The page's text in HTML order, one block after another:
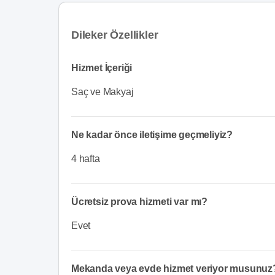
Dileker Özellikler
Hizmet İçeriği
Saç ve Makyaj
Ne kadar önce iletişime geçmeliyiz?
4 hafta
Ücretsiz prova hizmeti var mı?
Evet
Mekanda veya evde hizmet veriyor